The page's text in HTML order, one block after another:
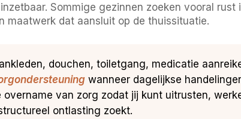
Sommige gezinnen zoeken vooral rust
maatwerk dat aansluit op de thuissituatie.
douchen, toiletgang, medicatie
wanneer dagelijkse
overname van zorg zodat jij kunt uitrusten,
ontlasting zoekt.